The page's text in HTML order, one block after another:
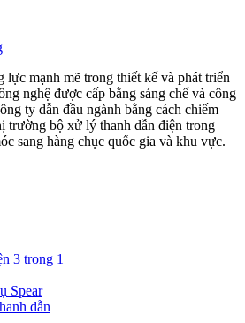
lực mạnh mẽ trong thiết kế và phát triển
nghệ được cấp bằng sáng chế và công
ty dẫn đầu ngành bằng cách chiếm
trường bộ xử lý thanh dẫn điện trong
sang hàng chục quốc gia và khu vực.
3 trong 1
Spear
dẫn